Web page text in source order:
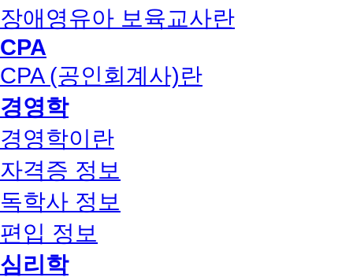
장애영유아 보육교사란
CPA
CPA (공인회계사)란
경영학
경영학이란
자격증 정보
독학사 정보
편입 정보
심리학